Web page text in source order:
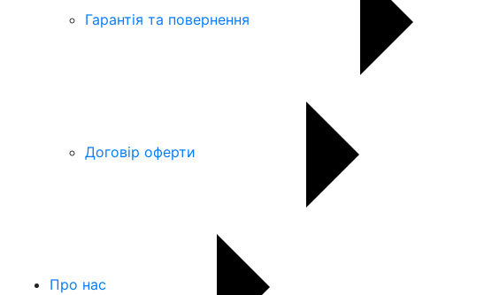
Гарантія та повернення
Договір оферти
Про нас